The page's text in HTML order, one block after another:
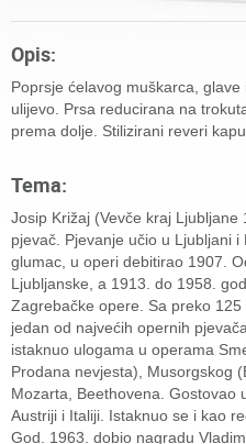
Opis:
Poprsje ćelavog muškarca,
ulijevo. Prsa reducirana na
prema dolje. Stilizirani reveri
Tema:
Josip Križaj (Vevče kraj
pjevač. Pjevanje učio u Ljubljani
glumac, u operi debitirao 1907.
Ljubljanske, a 1913. do 1958.
Zagrebačke opere. Sa preko
jedan od najvećih opernih
istaknuo ulogama u operama
Prodana nevjesta), Musorgskog
Mozarta, Beethovena. Gostovao
Austriji i Italiji. Istaknuo se i kao
God. 1963. dobio nagradu